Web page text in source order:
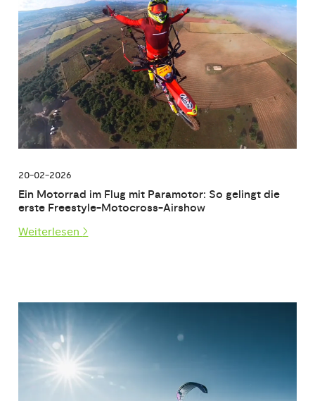
20-02-2026
Ein Motorrad im Flug mit Paramotor: So gelingt die
erste Freestyle-Motocross-Airshow
Weiterlesen